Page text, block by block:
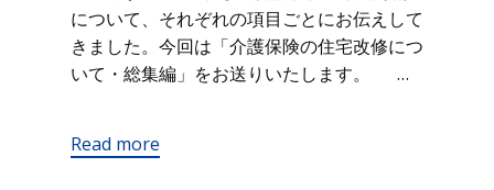
について、それぞれの項目ごとにお伝えして
きました。今回は「介護保険の住宅改修につ
いて・総集編」をお送りいたします。 …
Read more